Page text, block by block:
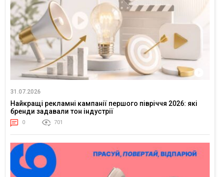
31.07.2026
Найкращі рекламні кампанії першого півріччя 2026: які
бренди задавали тон індустрії
0 701